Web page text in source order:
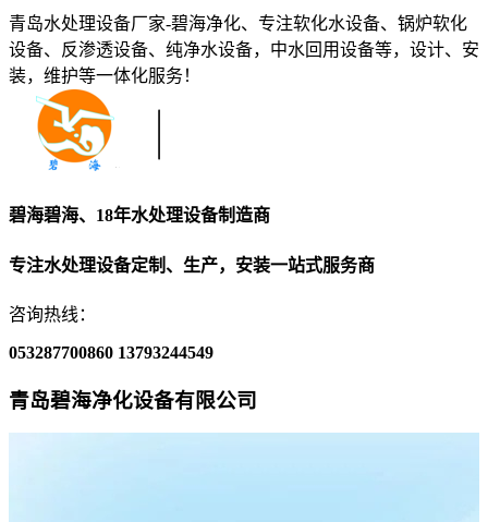
青岛水处理设备厂家-碧海净化、专注软化水设备、锅炉软化
设备、反渗透设备、纯净水设备，中水回用设备等，设计、安
装，维护等一体化服务！
碧海碧海、18年水处理设备制造商
专注水处理设备定制、生产，安装一站式服务商
咨询热线：
053287700860 13793244549
青岛碧海净化设备有限公司